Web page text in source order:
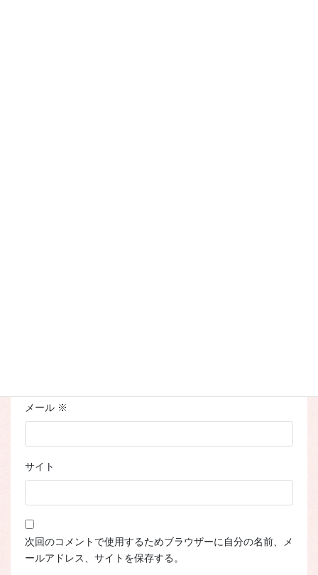
メール ※
サイト
次回のコメントで使用するためブラウザーに自分の名前、メ
ールアドレス、サイトを保存する。